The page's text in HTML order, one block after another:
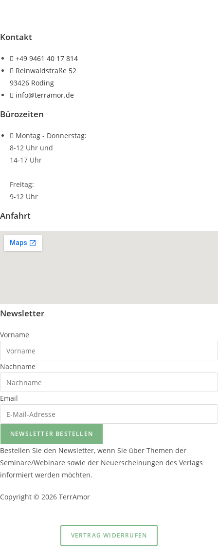
Kontakt
+49 9461 40 17 814
Reinwaldstraße 52
93426 Roding
info@terramor.de
Bürozeiten
Montag - Donnerstag:
8-12 Uhr und
14-17 Uhr
Freitag:
9-12 Uhr
Anfahrt
Newsletter
Vorname
Nachname
Email
NEWSLETTER BESTELLEN
Bestellen Sie den Newsletter, wenn Sie über Themen der
Seminare/Webinare sowie der Neuerscheinungen des Verlags
informiert werden möchten.
Copyright © 2026 TerrAmor
VERTRAG WIDERRUFEN